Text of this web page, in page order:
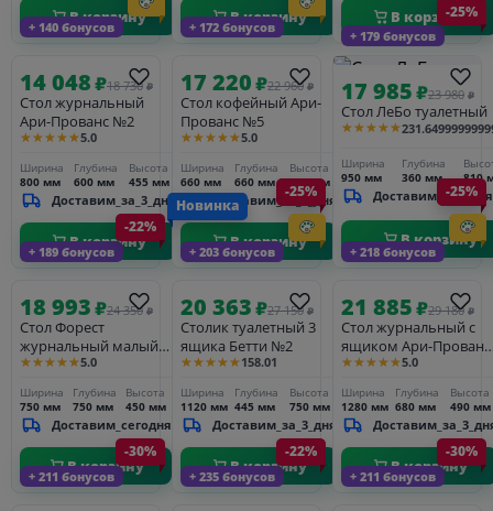
В корзину В корзину В корзину
+ 140 бонусов
14 048₽18 730 ₽
Стол журнальный
Ари-Прованс №2
★★★★★5.0
Ширина
800 мм
Глубина
600 мм
Высота
455 мм
Доставим_за_3_дня
В корзину
+ 172 бонусов
17 220₽22 960 ₽
Стол кофейный Ари-
Прованс №5
★★★★★5.0
Ширина
660 мм
Глубина
660 мм
Высота
650 мм
Доставим_за_3_дня
В корзину
+ 179 бонусов
-25%
17 985₽23 980 ₽
Стол ЛеБо туалетный
★★★★★
Ширина
950 мм
Глубина
360 мм
810
Доставим_сегодня
В корзину
+ 189 бонусов
-22%
18 993₽24 350 ₽
Стол Форест
журнальный малый
белый воск/серый
★★★★★5.0
Ширина
750 мм
Глубина
750 мм
Высота
450 мм
Доставим_сегодня
В корзину
+ 203 бонусов
Новинка
-25%
20 363₽27 150 ₽
Столик туалетный 3
ящика Бетти №2
★★★★★158.01
Ширина
1120 мм
Глубина
445 мм
Высота
750 мм
Доставим_за_3_дня
В корзину
+ 218 бонусов
-25%
21 885₽29 180 ₽
Стол журнальный с
ящиком Ари-Прованс
№3
★★★★★5.0
Ширина
1280 мм
Глубина
680 мм
Высота
490 мм
В корзину
+ 211 бонусов
-30%
+ 235 бонусов
-22%
+ 211 бонусов
-30%